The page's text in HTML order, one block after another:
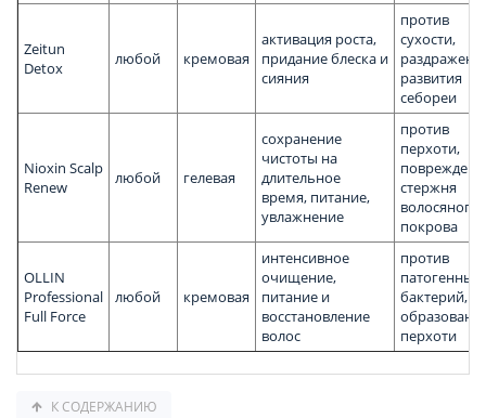
Zeitun
Detox
любой кремовая
активация роста,
придание блеска и
сияния
против
сухости,
развития
себореи
Nioxin Scalp
Renew
любой гелевая
сохранение
чистоты на
длительное
время, питание,
увлажнение
против
перхоти,
стержня
волосяного
покрова
OLLIN
Professional
Full Force
любой кремовая
интенсивное
очищение,
питание и
восстановление
волос
против
патогенных
бактерий,
перхоти
К СОДЕРЖАНИЮ